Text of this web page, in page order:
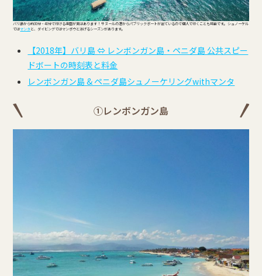
バリ島から約30分・40分で行ける楽園が実はあります！ サヌールの港からパブリックボートが出ているので個人で行くことも可能です。 シュノーケル
ではマンタと、ダイビングではマンボウと泳げるシーズンがあります。
【2018年】バリ島 ⇔ レンボンガン島・ペニダ島 公共スピー
ドボートの時刻表と料金
レンボンガン島 & ペニダ島シュノーケリングwithマンタ
①レンボンガン島